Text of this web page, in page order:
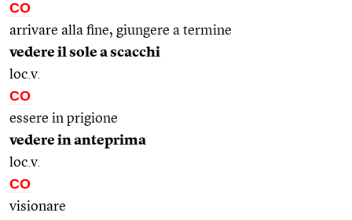
CO
arrivare alla fine, giungere a termine
vedere il sole a scacchi
loc.v.
CO
essere in prigione
vedere in anteprima
loc.v.
CO
visionare